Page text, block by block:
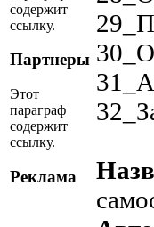
содержит
ссылку.
Партнеры
Этот
параграф
содержит
ссылку.
Реклама